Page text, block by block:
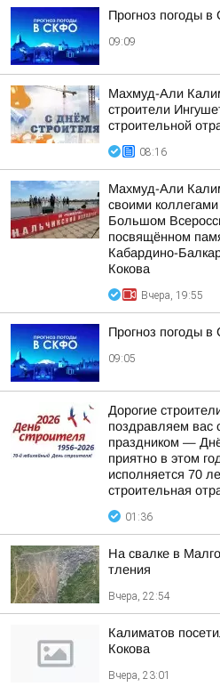
Прогноз погоды
09:09
Махмуд-Али
строители
строительной
08:16
Махмуд-Али
своими
Большом
посвящённом
Кабардино-
Кокова
Вчера, 19:55
Прогноз погоды
09:05
Дорогие
поздравляем вас
праздником —
приятно в этом
исполняется 70
строительная
01:36
На свалке в
тления
Вчера, 22:54
Калиматов
Кокова
Вчера, 23:01